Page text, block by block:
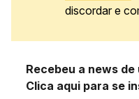
discordar e
Recebeu a news de
Clica aqui para se